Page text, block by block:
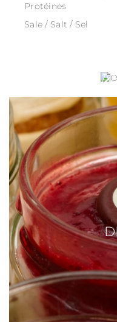
Protéines
Sale / Salt / Sel